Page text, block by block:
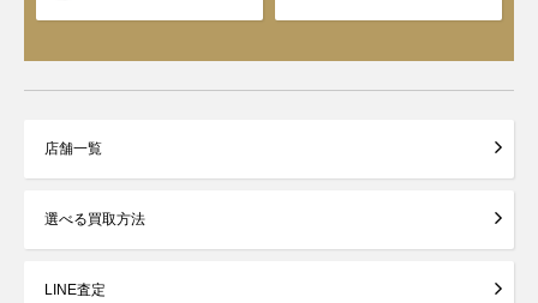
店舗一覧
選べる買取方法
LINE査定